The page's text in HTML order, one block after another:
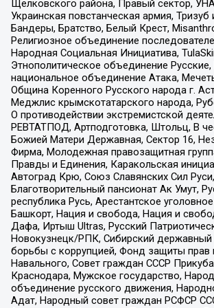
Щелковского района, Правый сектор,
Украинская повстанческая армия, Тризуб
Бандеры, Братство, Белый Крест,
Религиозное объединение
Народная Социальная Инициатива,
Этнополитическое объединение Русские,
национальное объединение Атака,
Община Коренного Русского народа г.
Меджлис крымскотатарского народа,
О противодействии экстремистской
РЕВТАТПОД, Артподготовка, Штольц, В
Божией Матери Державная, Сектор 16,
Фирма, Молодежная правозащитная
Правды и Единения, Каракольская
Автоград Крю, Союз Славянских Сил
Благотворительный пансионат Ак Умут,
республика Русь, Арестантское
Башкорт, Нация и свобода, Нация и
Дафа, Иртыш Ultras, Русский
Новокузнецк/РПК, Сибирский
борьбы с коррупцией, Фонд защиты
Навального, Совет граждан СССР
Краснодара, Мужское государство,
объединение русского движения,
Адат, Народный совет граждан РСФСР